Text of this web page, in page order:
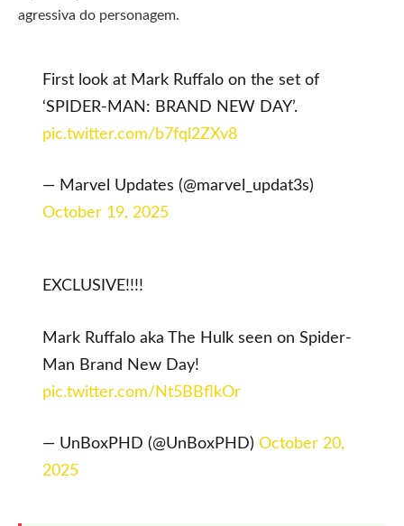
agressiva do personagem.
First look at Mark Ruffalo on the set of
‘SPIDER-MAN: BRAND NEW DAY’.
pic.twitter.com/b7fql2ZXv8
— Marvel Updates (@marvel_updat3s)
October 19, 2025
EXCLUSIVE!!!!
Mark Ruffalo aka The Hulk seen on Spider-
Man Brand New Day!
pic.twitter.com/Nt5BBflkOr
— UnBoxPHD (@UnBoxPHD) October 20,
2025